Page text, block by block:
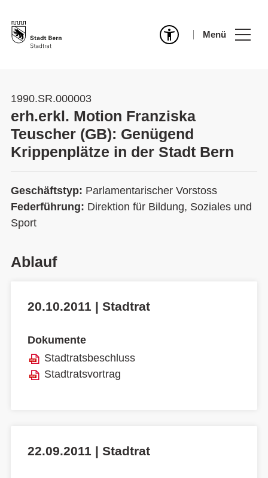
Menü
1990.SR.000003
erh.erkl. Motion Franziska
Teuscher (GB): Genügend
Krippenplätze in der Stadt Bern
Geschäftstyp: Parlamentarischer Vorstoss
Federführung: Direktion für Bildung, Soziales und
Sport
Ablauf
20.10.2011 | Stadtrat
Dokumente
Stadtratsbeschluss
Stadtratsvortrag
22.09.2011 | Stadtrat